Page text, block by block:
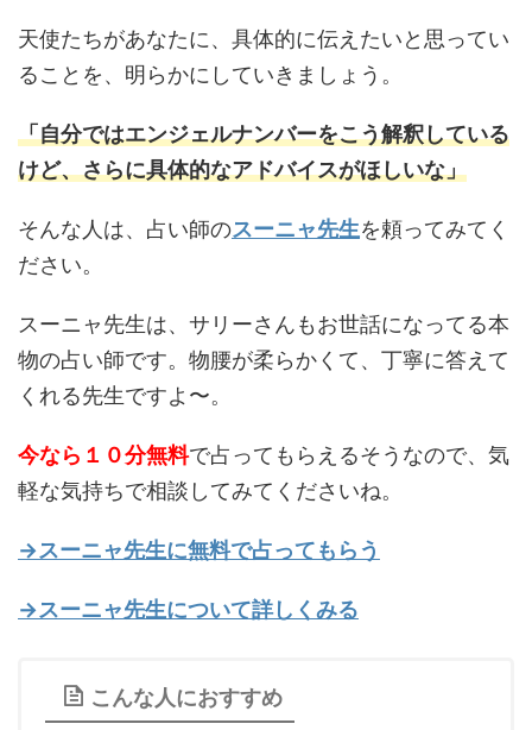
天使たちがあなたに、具体的に伝えたいと思ってい
ることを、明らかにしていきましょう。
「自分ではエンジェルナンバーをこう解釈している
けど、さらに具体的なアドバイスがほしいな」
そんな人は、占い師のスーニャ先生を頼ってみてく
ださい。
スーニャ先生は、サリーさんもお世話になってる本
物の占い師です。物腰が柔らかくて、丁寧に答えて
くれる先生ですよ〜。
今なら１０分無料で占ってもらえるそうなので、気
軽な気持ちで相談してみてくださいね。
→スーニャ先生に無料で占ってもらう
→スーニャ先生について詳しくみる
こんな人におすすめ